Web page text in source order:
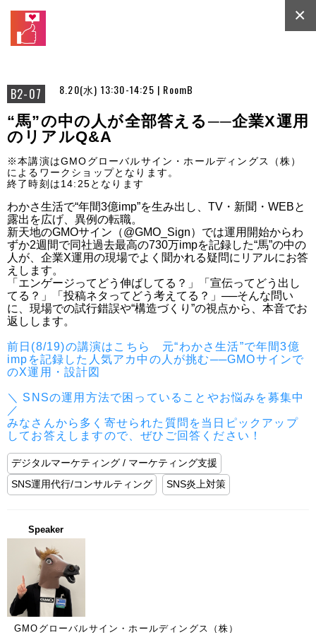
B2-07 8.20(水) 13:30-14:25 | RoomB
×
“馬”の中の人が全部答える──企業X運用
のリアルQ&A
※本講演はGMOグローバルサイン・ホールディングス（株）
によるワークショップとなります。
終了時刻は14:25となります
わかさ生活で“年間3億imp”を生み出し、TV・新聞・WEBと
露出を広げ、異例の転職。
新天地のGMOサイン（@GMO_Sign）では運用開始からわ
ずか2週間で同社過去最高の730万impを記録した“馬”の中の
人が、企業X運用の現場でよく聞かれる疑問にリアルにお答
えします。
「エンゲージってどう伸ばしてる？」「宣伝ってどう出し
てる？」「投稿ネタってどう考えてる？」──そんな問い
に、現場での試行錯誤や“構造づくり”の視点から、本音でお
返しします。
前日(8/19)の講演はこちら　元“わかさ生活”で年間3億
impを記録した人気アカ中の人が挑む──GMOサインで
のX運用・設計図
＼ SNSの運用方法で困っていることやお悩みを募集中
／
みなさんから多く寄せられた質問を当日ピックアップ
してお答えしますので、ぜひご回答ください！
デジタルマーケティング / マーケティング支援
SNS運用代行/コンサルティング
SNS炎上対策
Speaker
GMOグローバルサイン・ホールディングス（株）